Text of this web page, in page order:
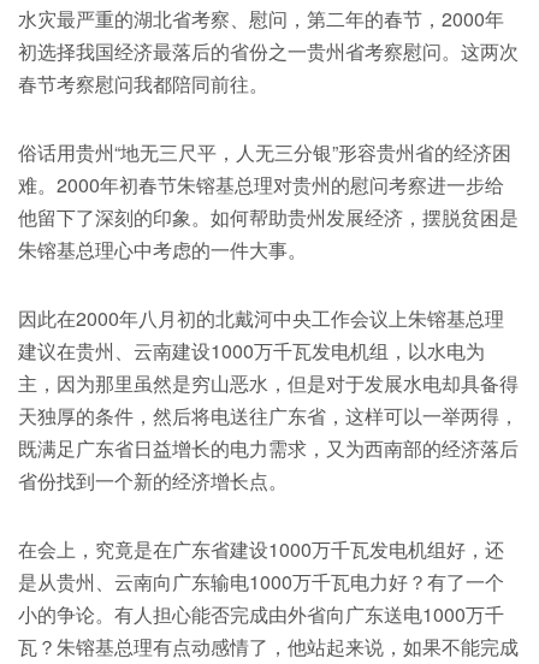
水灾最严重的湖北省考察、慰问，第二年的春节，2000年
初选择我国经济最落后的省份之一贵州省考察慰问。这两次
春节考察慰问我都陪同前往。
俗话用贵州“地无三尺平，人无三分银”形容贵州省的经济困
难。2000年初春节朱镕基总理对贵州的慰问考察进一步给
他留下了深刻的印象。如何帮助贵州发展经济，摆脱贫困是
朱镕基总理心中考虑的一件大事。
因此在2000年八月初的北戴河中央工作会议上朱镕基总理
建议在贵州、云南建设1000万千瓦发电机组，以水电为
主，因为那里虽然是穷山恶水，但是对于发展水电却具备得
天独厚的条件，然后将电送往广东省，这样可以一举两得，
既满足广东省日益增长的电力需求，又为西南部的经济落后
省份找到一个新的经济增长点。
在会上，究竟是在广东省建设1000万千瓦发电机组好，还
是从贵州、云南向广东输电1000万千瓦电力好？有了一个
小的争论。有人担心能否完成由外省向广东送电1000万千
瓦？朱镕基总理有点动感情了，他站起来说，如果不能完成